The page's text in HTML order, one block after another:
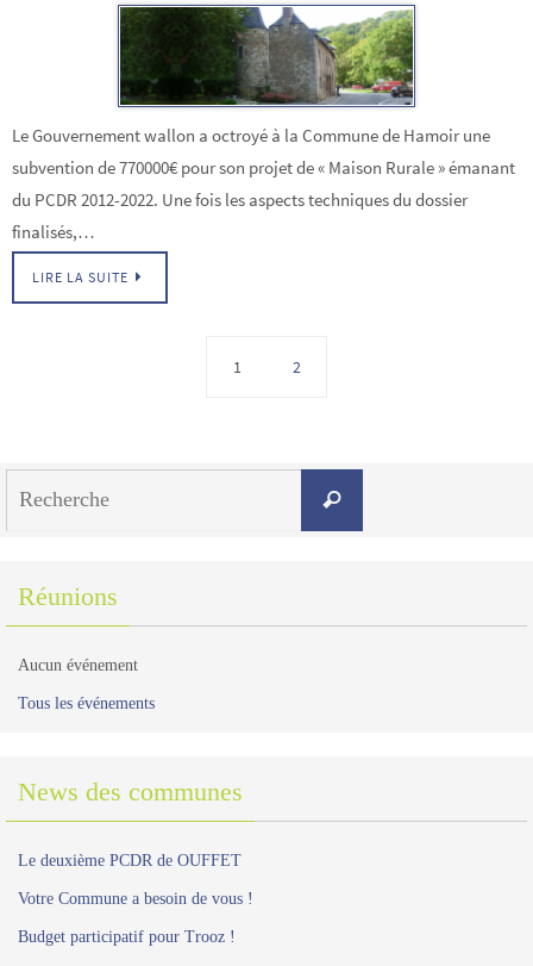
Le Gouvernement wallon a octroyé à la Commune de Hamoir une
subvention de 770000€ pour son projet de « Maison Rurale » émanant
du PCDR 2012-2022. Une fois les aspects techniques du dossier
finalisés,…
LIRE LA SUITE
1 2
Recherche
Réunions
Aucun événement
Tous les événements
News des communes
Le deuxième PCDR de OUFFET
Votre Commune a besoin de vous !
Budget participatif pour Trooz !